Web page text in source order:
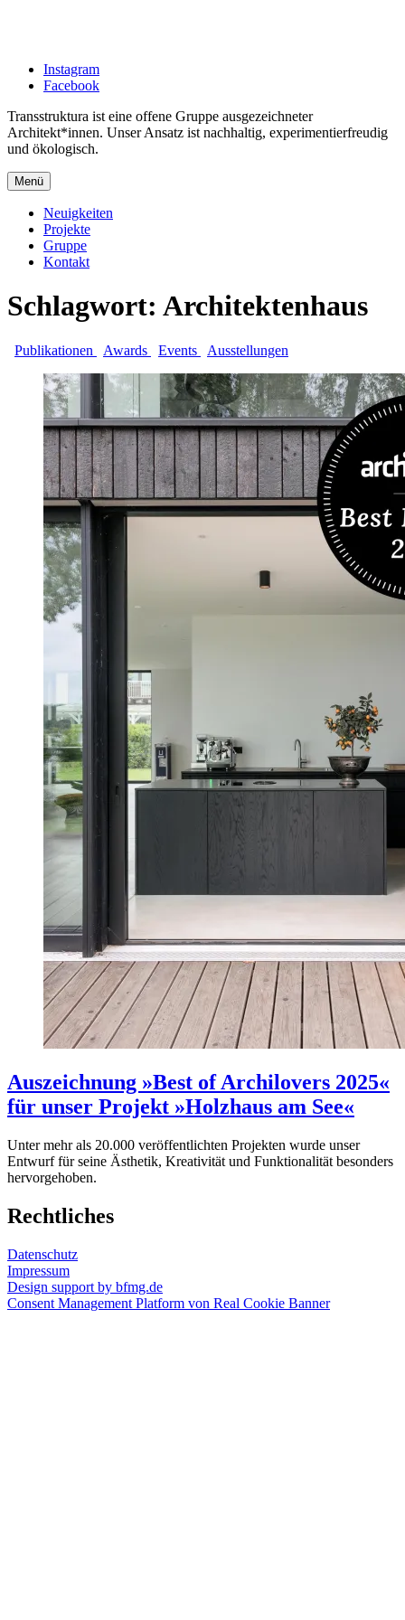
Instagram
Facebook
Transstruktura ist eine offene Gruppe ausgezeichneter
Architekt*innen. Unser Ansatz ist nachhaltig, experimentierfreudig
und ökologisch.
Menü
Neuigkeiten
Projekte
Gruppe
Kontakt
Schlagwort: Architektenhaus
Publikationen Awards Events Ausstellungen
Auszeichnung »Best of Archilovers 2025«
für unser Projekt »Holzhaus am See«
Unter mehr als 20.000 veröffentlichten Projekten wurde unser
Entwurf für seine Ästhetik, Kreativität und Funktionalität besonders
hervorgehoben.
Architektenhaus
ausgezeichnete
Best
of
Archilovers,
Haus
Rechtliches
Datenschutz
Impressum
Design support by bfmg.de
Consent Management Platform von Real Cookie Banner